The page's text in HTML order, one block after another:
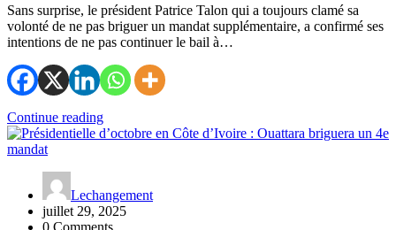
Sans surprise, le président Patrice Talon qui a toujours clamé sa
volonté de ne pas briguer un mandat supplémentaire, a confirmé ses
intentions de ne pas continuer le bail à…
Continue reading
Lechangement
juillet 29, 2025